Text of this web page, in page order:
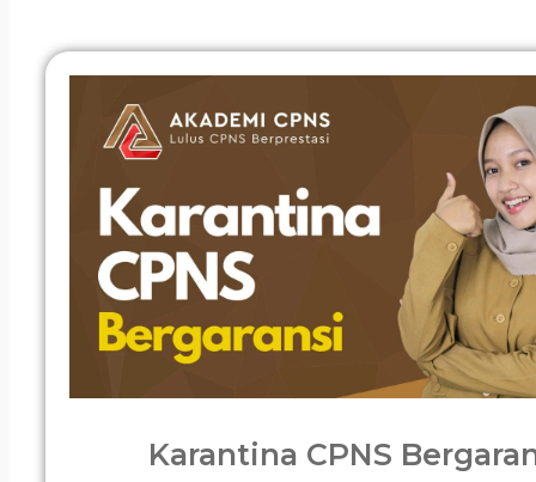
Karantina CPNS